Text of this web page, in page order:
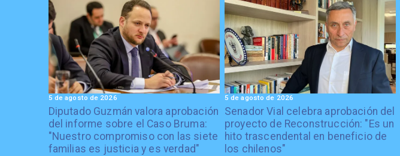
Diputado Guzmán valora aprobación
del informe sobre el Caso Bruma:
"Nuestro compromiso con las siete
familias es justicia y es verdad"
5 de agosto de 2026
Senador Vial celebra aprobación del
proyecto de Reconstrucción: "Es un
hito trascendental en beneficio de
los chilenos"
5 de agosto de 2026